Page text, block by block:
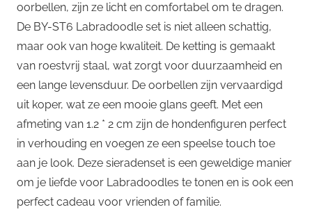
oorbellen, zijn ze licht en comfortabel om te dragen.
De BY-ST6 Labradoodle set is niet alleen schattig,
maar ook van hoge kwaliteit. De ketting is gemaakt
van roestvrij staal, wat zorgt voor duurzaamheid en
een lange levensduur. De oorbellen zijn vervaardigd
uit koper, wat ze een mooie glans geeft. Met een
afmeting van 1.2 * 2 cm zijn de hondenfiguren perfect
in verhouding en voegen ze een speelse touch toe
aan je look. Deze sieradenset is een geweldige manier
om je liefde voor Labradoodles te tonen en is ook een
perfect cadeau voor vrienden of familie.